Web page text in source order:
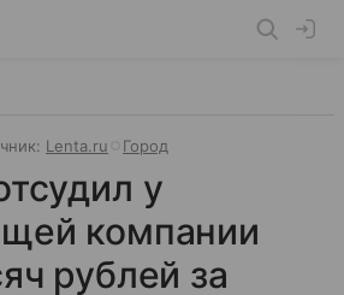
Lenta.ru Город
у
компании
рублей за